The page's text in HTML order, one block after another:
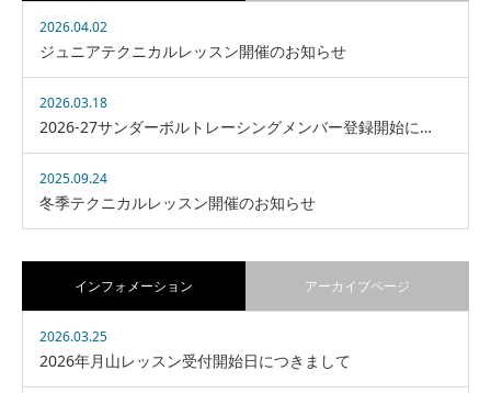
2026.04.02
ジュニアテクニカルレッスン開催のお知らせ
2026.03.18
2026-27サンダーボルトレーシングメンバー登録開始に…
2025.09.24
冬季テクニカルレッスン開催のお知らせ
インフォメーション アーカイブページ
2026.03.25
2026年月山レッスン受付開始日につきまして